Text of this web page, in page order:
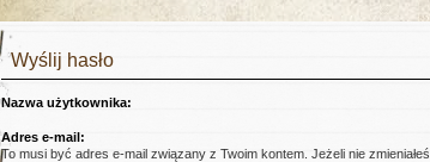
Wyślij hasło
Nazwa użytkownika:
Adres e-mail:
To musi być adres e-mail związany z Twoim kontem. Jeżeli nie zmieniałeś